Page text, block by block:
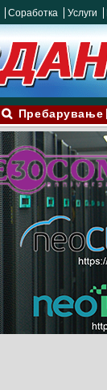
Соработка Услуги
Пребарување